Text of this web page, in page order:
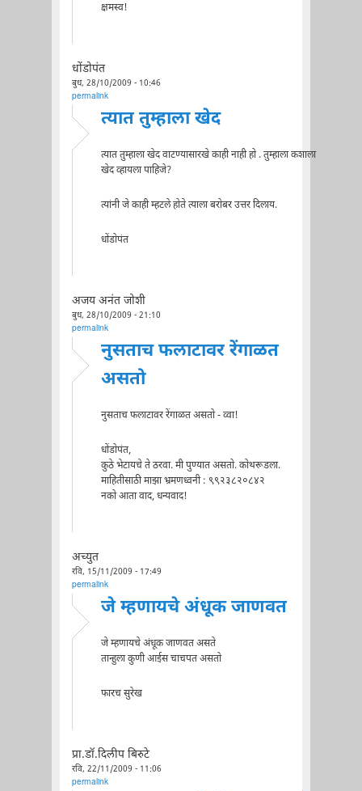
क्षमस्व!
धोंडोपंत
बुध, 28/10/2009 - 10:46
permalink
त्यात तुम्हाला खेद
त्यात तुम्हाला खेद वाटण्यासारखे काही नाही हो . तुम्हाला कशाला
खेद व्हायला पाहिजे?
त्यांनी जे काही म्हटले होते त्याला बरोबर उत्तर दिलाय.
धोंडोपंत
अजय अनंत जोशी
बुध, 28/10/2009 - 21:10
permalink
नुसताच फलाटावर रेंगाळत
असतो
नुसताच फलाटावर रेंगाळत असतो - व्वा!
धोंडोपंत,
कुठे भेटायचे ते ठरवा. मी पुण्यात असतो. कोथरूडला.
माहितीसाठी माझा भ्रमणध्वनी : ९९२३८२०८४२
नको आता वाद, धन्यवाद!
अच्युत
रवि, 15/11/2009 - 17:49
permalink
जे म्हणायचे अंधूक जाणवत
जे म्हणायचे अंधूक जाणवत असते
तान्हुला कुणी आईस चाचपत असतो
फारच सुरेख
प्रा.डॉ.दिलीप बिरुटे
रवि, 22/11/2009 - 11:06
permalink